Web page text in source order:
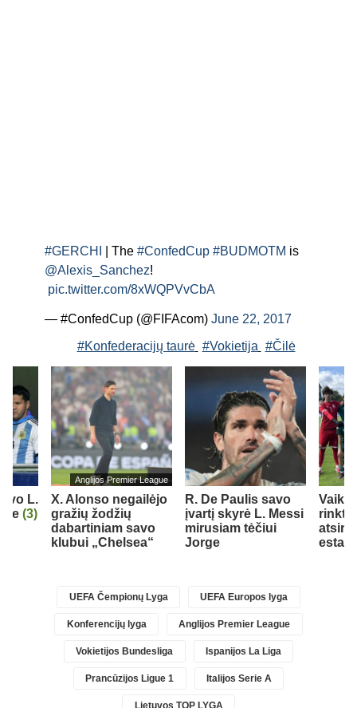
#GERCHI | The #ConfedCup #BUDMOTM is
@Alexis_Sanchez!
pic.twitter.com/8xWQPVvCbA
— #ConfedCup (@FIFAcom) June 22, 2017
#Konfederacijų taurė #Vokietija #Čilė
L.
(3)
Anglijos Premier League
X. Alonso negailėjo
gražių žodžių
dabartiniam savo
klubui „Chelsea“
R. De Paulis savo
įvartį skyrė L. Messi
mirusiam tėčiui
Jorge
UEFA Čempionų Lyga UEFA Europos lyga
Konferencijų lyga Anglijos Premier League
Vokietijos Bundesliga Ispanijos La Liga
Prancūzijos Ligue 1 Italijos Serie A
Lietuvos TOP LYGA